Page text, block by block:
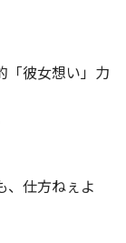
「彼女想い」力
、仕方ねぇよ